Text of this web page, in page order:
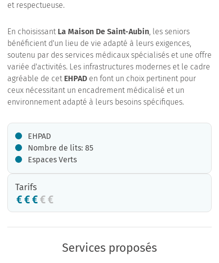
et respectueuse.
En choisissant La Maison De Saint-Aubin, les seniors
bénéficient d'un lieu de vie adapté à leurs exigences,
soutenu par des services médicaux spécialisés et une offre
variée d'activités. Les infrastructures modernes et le cadre
agréable de cet EHPAD en font un choix pertinent pour
ceux nécessitant un encadrement médicalisé et un
environnement adapté à leurs besoins spécifiques.
EHPAD
Nombre de lits: 85
Espaces Verts
Tarifs
Services proposés